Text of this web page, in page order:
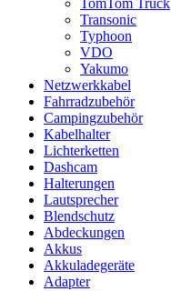
TomTom Truck
Transonic
Typhoon
VDO
Yakumo
Netzwerkkabel
Fahrradzubehör
Campingzubehör
Kabelhalter
Lichterketten
Dashcam
Halterungen
Lautsprecher
Blendschutz
Abdeckungen
Akkus
Akkuladegeräte
Adapter